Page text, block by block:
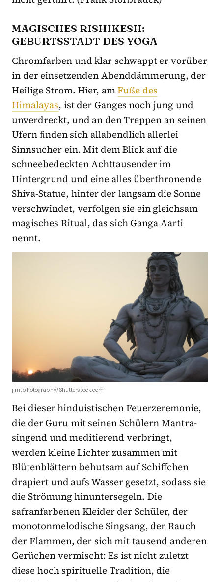
MAGISCHES RISHIKESH:
GEBURTSSTADT DES YOGA
Chromfarben und klar schwappt er vorüber
in der einsetzenden Abenddämmerung, der
Heilige Strom. Hier, amFuße des
Himalayas, ist der Ganges noch jung und
unverdreckt, und an den Treppen an seinen
Ufern ﬁnden sich allabendlich allerlei
Sinnsucher ein. Mit dem Blick auf die
schneebedeckten Achttausender im
Hintergrund und eine alles überthronende
Shiva-Statue, hinter der langsam die Sonne
verschwindet, verfolgen sie ein gleichsam
magisches Ritual, das sich Ganga Aarti
nennt.
jjmtphotography/Shutterstock.com
Bei dieser hinduistischen Feuerzeremonie,
die der Guru mit seinen Schülern Mantra-
singend und meditierend verbringt,
werden kleine Lichter zusammen mit
Blütenblättern behutsam auf Schiffchen
drapiert und aufs Wasser gesetzt, sodass sie
die Strömung hinuntersegeln. Die
safranfarbenen Kleider der Schüler, der
monotonmelodische Singsang, der Rauch
der Flammen, der sich mit tausend anderen
Gerüchen vermischt: Es ist nicht zuletzt
diese hoch spirituelle Tradition, die